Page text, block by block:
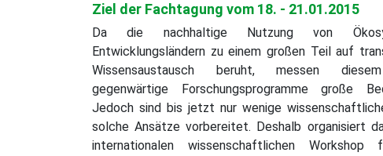
Ziel der Fachtagung vom 18. - 21.01.2015
Da die nachhaltige Nutzung von
Entwicklungsländern zu einem großen Teil auf
Wissensaustausch beruht, messen
gegenwärtige Forschungsprogramme große
Jedoch sind bis jetzt nur wenige
solche Ansätze vorbereitet. Deshalb organisiert
internationalen wissenschaftlichen